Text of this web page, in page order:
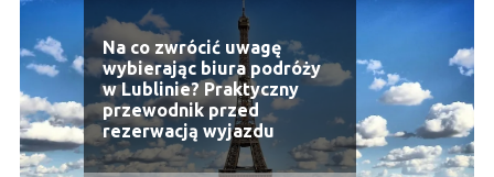
Na co zwrócić uwagę
wybierając biura podróży
w Lublinie? Praktyczny
przewodnik przed
rezerwacją wyjazdu